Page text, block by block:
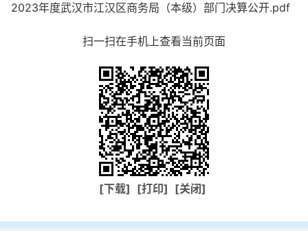
2023年度武汉市江汉区商务局（本级）部门决算公开.pdf
扫一扫在手机上查看当前页面
[下载] [打印] [关闭]